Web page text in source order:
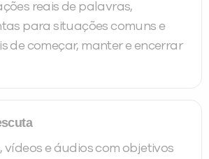
reais de palavras,
para situações comuns e
de começar, manter e encerrar
vídeos e áudios com objetivos